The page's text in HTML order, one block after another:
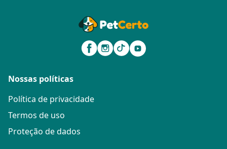
Nossas políticas
Política de privacidade
Termos de uso
Proteção de dados